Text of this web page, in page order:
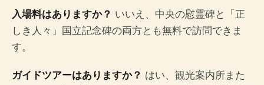
入場​​料はありますか？ いいえ、中央の慰霊碑と「正
しき人々」国立記念碑の両方とも無料で訪問できま
す。
ガイドツアーはありますか？ はい、観光案内所また